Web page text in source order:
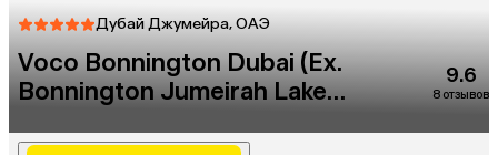
Дубай Джумейра, ОАЭ
Voco Bonnington Dubai (Ex.
Bonnington Jumeirah Lake
9.6
8 отзывов